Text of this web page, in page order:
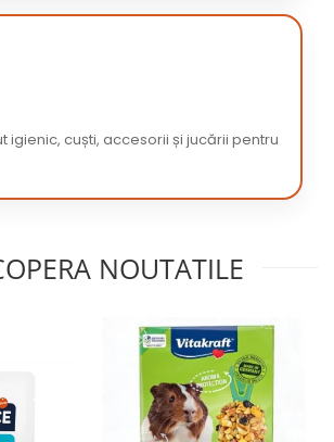
igienic, cuști, accesorii și jucării pentru
NOUTATILE